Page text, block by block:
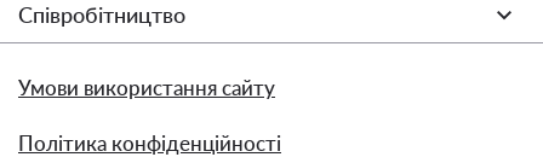
Співробітництво
Умови використання сайту
Політика конфіденційності